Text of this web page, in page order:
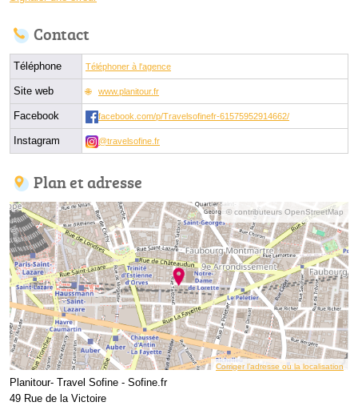
Contact
Téléphone Téléphoner à l'agence
Site web www.planitour.fr
Facebook facebook.com/p/Travelsofinefr-61575952914662/
Instagram @travelsofine.fr
Plan et adresse
© contributeurs OpenStreetMap
Corriger l’adresse ou la localisation
Planitour- Travel Sofine - Sofine.fr
49 Rue de la Victoire